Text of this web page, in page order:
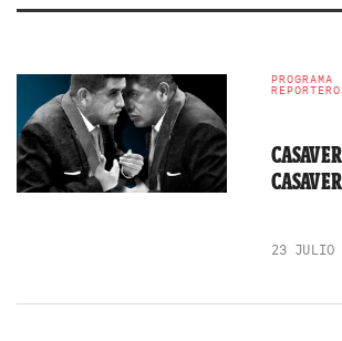
PROGRAMA
23 JULIO